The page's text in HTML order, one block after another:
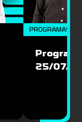
PROGRAMAS
25/07/